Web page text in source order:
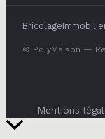
Bricolage
© PolyMaison —
Mentions